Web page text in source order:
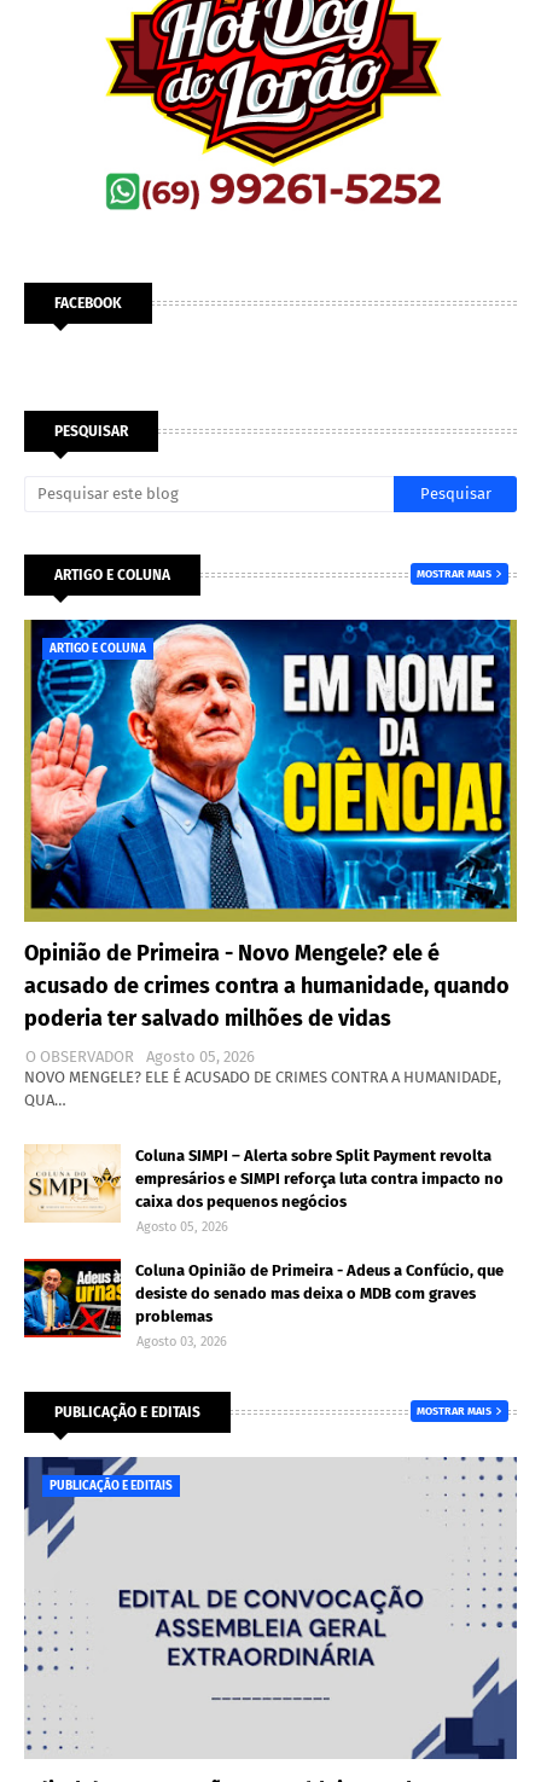
FACEBOOK
PESQUISAR
ARTIGO E COLUNA MOSTRAR MAIS
ARTIGO E COLUNA
Opinião de Primeira - Novo Mengele? ele é
acusado de crimes contra a humanidade, quando
poderia ter salvado milhões de vidas
O OBSERVADOR
Agosto 05, 2026
NOVO MENGELE? ELE É ACUSADO DE CRIMES CONTRA A HUMANIDADE,
QUA…
Coluna SIMPI – Alerta sobre Split Payment revolta
empresários e SIMPI reforça luta contra impacto no
caixa dos pequenos negócios
Agosto 05, 2026
Coluna Opinião de Primeira - Adeus a Confúcio, que
desiste do senado mas deixa o MDB com graves
problemas
Agosto 03, 2026
PUBLICAÇÃO E EDITAIS MOSTRAR MAIS
PUBLICAÇÃO E EDITAIS